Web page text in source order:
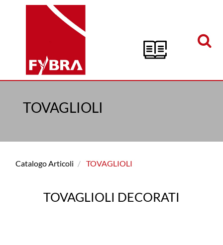
Open menu
TOVAGLIOLI
Catalogo Articoli TOVAGLIOLI
TOVAGLIOLI DECORATI